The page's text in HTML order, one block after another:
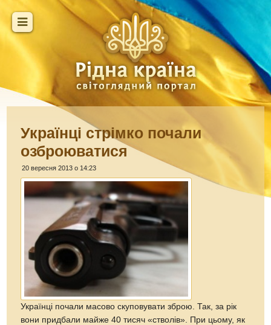
Українці стрімко почали
озброюватися
20 вересня 2013 о 14:23
Українці почали масово скуповувати зброю. Так, за рік
вони придбали майже 40 тисяч «стволів». При цьому, як